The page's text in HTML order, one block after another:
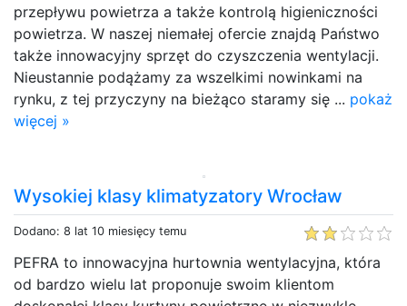
przepływu powietrza a także kontrolą higieniczności
powietrza. W naszej niemałej ofercie znajdą Państwo
także innowacyjny sprzęt do czyszczenia wentylacji.
Nieustannie podążamy za wszelkimi nowinkami na
rynku, z tej przyczyny na bieżąco staramy się ... pokaż
więcej »
Wysokiej klasy klimatyzatory Wrocław
Dodano: 8 lat 10 miesięcy temu
PEFRA to innowacyjna hurtownia wentylacyjna, która
od bardzo wielu lat proponuje swoim klientom